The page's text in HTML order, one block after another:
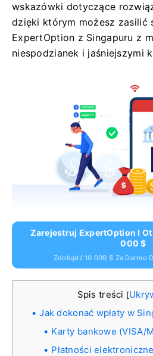
wskazówki dotyczące
dzięki którym możesz zasilić
ExpertOption z Singapuru z
niespodzianek i jaśniejszymi
Zarejestruj ExpertOption I
000 $
Zdobądź 10 000 $ Za Darmo
Spis treści [
Jak dokonać wpłaty w
Karty bankowe (VISA/
Płatności elektroniczne